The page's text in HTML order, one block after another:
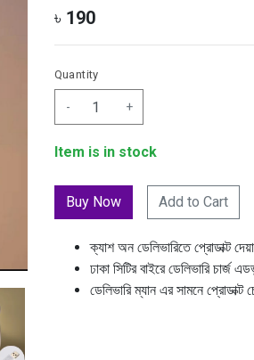
৳ 190
Quantity
- +
Item is in stock
Add to Cart
ক্যাশ অন ডেলিভারিতে প্রোডাক্ট
ঢাকা সিটির বাইরে ডেলিভারি চার্জ
ডেলিভারি ম্যান এর সামনে প্রোডাক্ট